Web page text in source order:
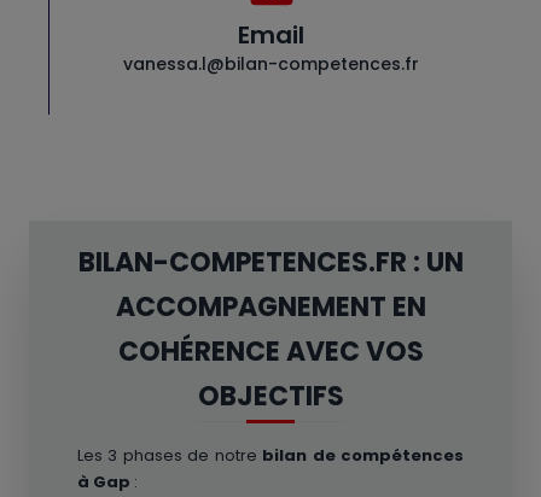
Email
vanessa.l@bilan-competences.fr
BILAN-COMPETENCES.FR : UN
ACCOMPAGNEMENT EN
COHÉRENCE AVEC VOS
OBJECTIFS
Les 3 phases de notre bilan de compétences
à Gap :